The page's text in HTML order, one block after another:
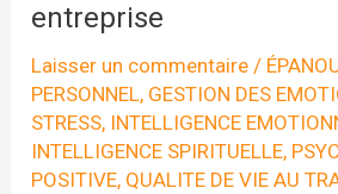
entreprise
Laisser un commentaire /
PERSONNEL, GESTION DES
STRESS, INTELLIGENCE
INTELLIGENCE SPIRITUELLE,
POSITIVE, QUALITE DE VIE AU